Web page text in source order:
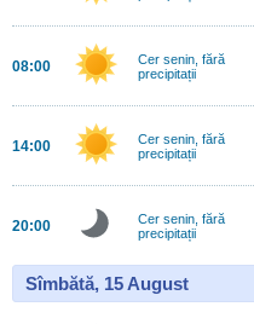
08:00
Cer senin, fără
precipitații
14:00
Cer senin, fără
precipitații
20:00
Cer senin, fără
precipitații
Sîmbătă, 15 August